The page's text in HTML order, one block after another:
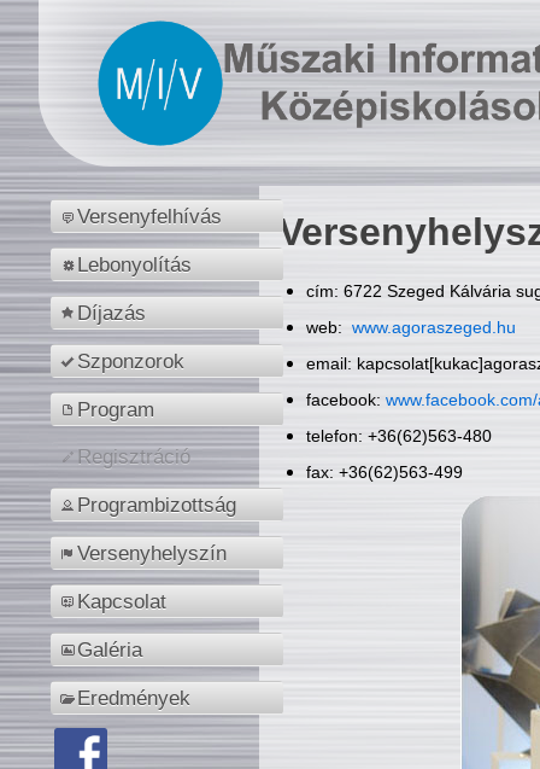
Versenyfelhívás
Lebonyolítás
Díjazás
Szponzorok
Program
Regisztráció
Programbizottság
Versenyhelyszín
Kapcsolat
Galéria
Eredmények
cím: 6722 Szeged Kálvária
web: www.agoraszeged.hu
email:
facebook:
telefon: +36(62)563-480
fax: +36(62)563-499